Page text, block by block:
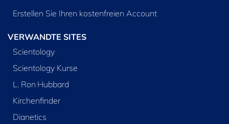
Erstellen Sie Ihren kostenfreien Account
VERWANDTE SITES
Scientology
Scientology Kurse
L. Ron Hubbard
Kirchenfinder
Dianetics